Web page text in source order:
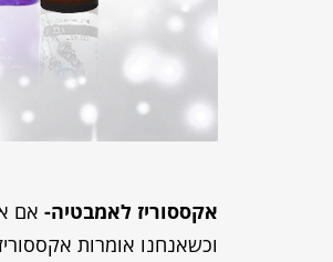
אקססוריז לאמבטיה- אם
וכשאנחנו אומרות